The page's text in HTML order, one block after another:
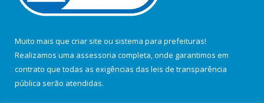
Muito mais que criar site ou sistema para prefeituras!
Realizamos uma assessoria completa, onde garantimos em
contrato que todas as exigências das leis de transparência
pública serão atendidas.